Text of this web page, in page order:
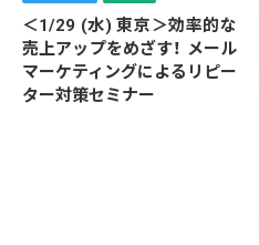
＜1/29 (水) 東京＞効率的な
売上アップをめざす！ メール
マーケティングによるリピー
ター対策セミナー